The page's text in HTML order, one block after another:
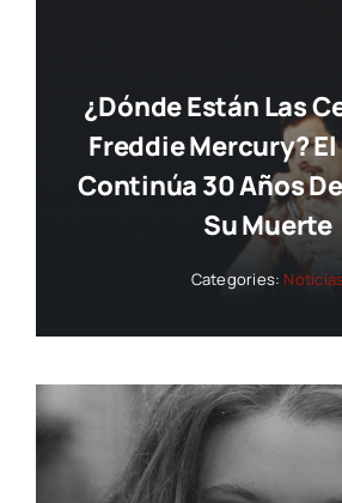
¿Dónde Están Las
Freddie Mercury?
Continúa 30 Años
Su Muerte
Categories: